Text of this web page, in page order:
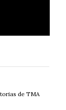
de TMA